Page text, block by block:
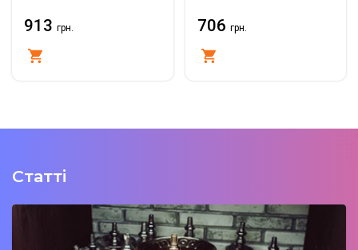
913 грн. 706 грн.
Статті